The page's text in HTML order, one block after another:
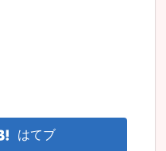
はてブ